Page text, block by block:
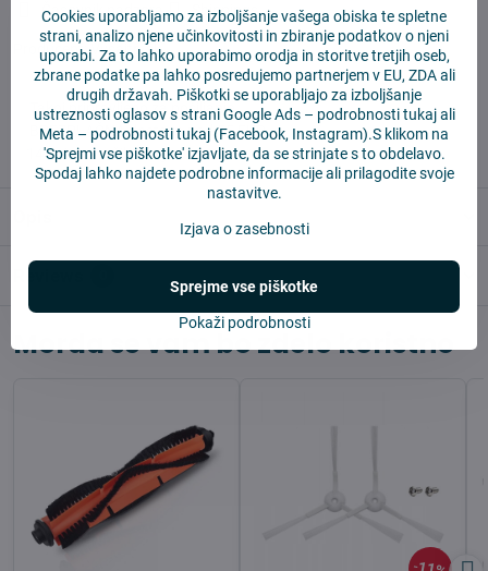
Časovnik nadzora Shippings
Producent:Vysajto.sk
✅ Takoj pripravljeno za pošiljanje
✅ BREZPLAČNA dostava nad 55 EUR
✅14 dni za vračilo blaga
Morda se vam bo zdelo koristno
Cookies uporabljamo za izboljšanje vašega obiska te spletne
strani, analizo njene učinkovitosti in zbiranje podatkov o njeni
uporabi. Za to lahko uporabimo orodja in storitve tretjih oseb,
zbrane podatke pa lahko posredujemo partnerjem v EU, ZDA ali
drugih državah. Piškotki se uporabljajo za izboljšanje
ustreznosti oglasov s strani Google Ads – podrobnosti tukajali
Meta – podrobnosti tukaj (Facebook, Instagram).S klikom na
'Sprejmi vse piškotke' izjavljate, da se strinjate s to obdelavo.
Spodaj lahko najdete podrobne informacije ali prilagodite svoje
nastavitve.
Izjava o zasebnosti
Pokaži podrobnosti
Sprejme vse piškotke